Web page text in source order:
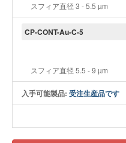
スフィア直径 3 - 5.5 µm
CP-CONT-Au-C-5
スフィア直径 5.5 - 9 µm
入手可能製品: 受注生産品です